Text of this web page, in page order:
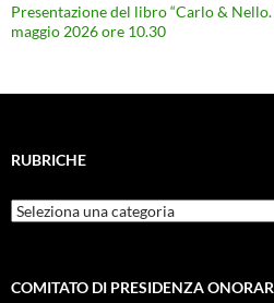
Presentazione del libro “Carlo &
maggio 2026 ore 10.30
RUBRICHE
Rubriche
COMITATO DI PRESIDENZA